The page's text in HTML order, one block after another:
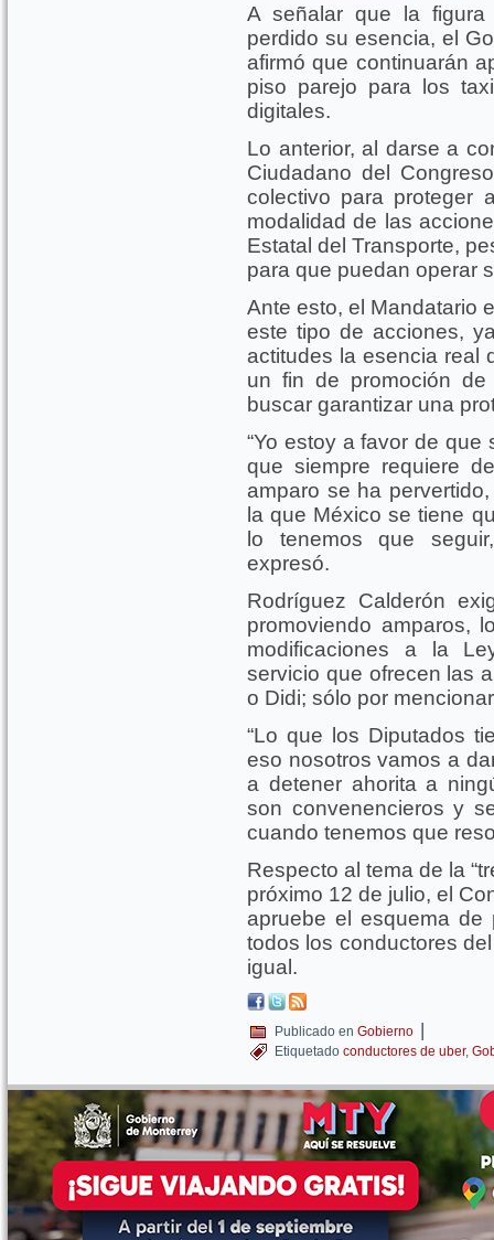
A señalar que la
perdido su esencia, el
afirmó que continuarán
piso parejo para los
digitales.
Lo anterior, al darse a
Ciudadano del
colectivo para proteger
modalidad de las
Estatal del Transporte,
para que puedan operar
Ante esto, el Mandatario
este tipo de acciones,
actitudes la esencia real
un fin de promoción
buscar garantizar una
“Yo estoy a favor de
que siempre requiere
amparo se ha
la que México se tiene
lo tenemos que
expresó.
Rodríguez Calderón
promoviendo amparos,
modificaciones a la
servicio que ofrecen las
o Didi; sólo por
“Lo que los Diputados
eso nosotros vamos a
a detener ahorita a
son convenencieros y
cuando tenemos que
Respecto al tema de la
próximo 12 de julio, el
apruebe el esquema de
todos los conductores
igual.
Publicado en Gobierno |
Etiquetado conductores de uber,